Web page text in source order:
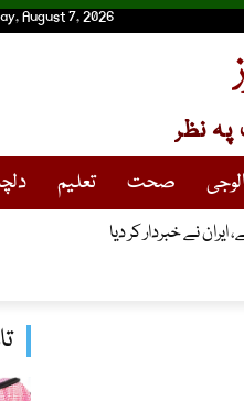
August 7, 2026
نظر
صحت تعلیم
نے خبردار کر دیا